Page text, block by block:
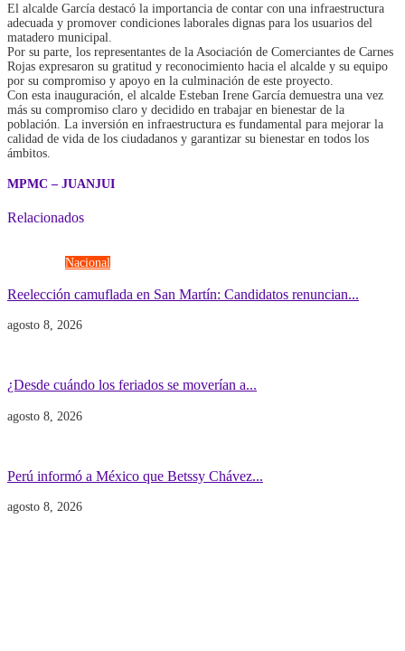
El alcalde García destacó la importancia de contar con una infraestructura
adecuada y promover condiciones laborales dignas para los usuarios del
matadero municipal.
Por su parte, los representantes de la Asociación de Comerciantes de Carnes
Rojas expresaron su gratitud y reconocimiento hacia el alcalde y su equipo
por su compromiso y apoyo en la culminación de este proyecto.
Con esta inauguración, el alcalde Esteban Irene García demuestra una vez
más su compromiso claro y decidido en trabajar en bienestar de la
población. La inversión en infraestructura es fundamental para mejorar la
calidad de vida de los ciudadanos y garantizar su bienestar en todos los
ámbitos.
MPMC – JUANJUI
Relacionados
Nacional
Reelección camuflada en San Martín: Candidatos renuncian...
agosto 8, 2026
¿Desde cuándo los feriados se moverían a...
agosto 8, 2026
Perú informó a México que Betssy Chávez...
agosto 8, 2026